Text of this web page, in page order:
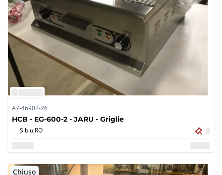
A7-46902-26
HCB - EG-600-2 - JARU - Griglie
Sibiu,RO
Chiuso